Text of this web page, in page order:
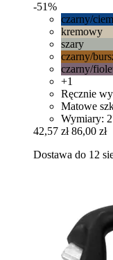
-51%
czarny/
kremowy
szary
czarny/
czarny/
+1
Ręcznie
Matowe
Wymiary:
42,57 zł 86,00 zł
Dostawa do 12